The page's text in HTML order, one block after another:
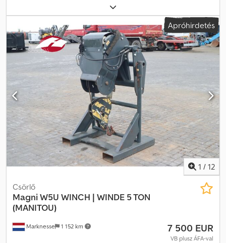
000 kg, Tekercshossz: 1100 mm Dodpfx Ahow Hwy Usmjck További
információkért forduljon J.A.J. Jansenhez.
Apróhirdetés
1 / 12
Marknesse 1 152 km
Csörlő
MagniW5U WINCH | WINDE 5 TON
(MANITOU)
7 500 EUR
VB plusz ÁFA-val